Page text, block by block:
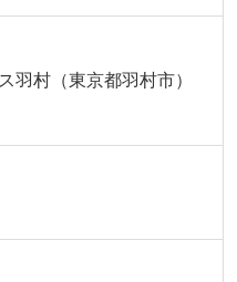
羽村（東京都羽村市）